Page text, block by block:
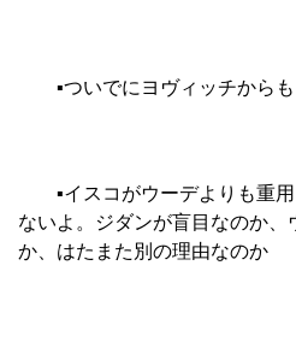
▪︎ついでにヨヴィッチからも
▪︎イスコがウーデよりも重用
ないよ。ジダンが盲目なのか
か、はたまた別の理由なのか